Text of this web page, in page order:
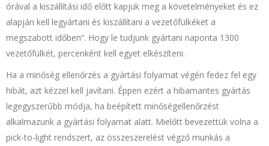
órával a kiszállítási idő előtt kapjuk meg a követelményeket és ez
alapján kell legyártani és kiszállítani a vezetőfülkéket a
megszabott időben“. Hogy le tudjunk gyártani naponta 1300
vezetőfülkét, percenként kell egyet elkészíteni.
Ha a minőség ellenőrzés a gyártási folyamat végén fedez fel egy
hibát, azt kézzel kell javítani. Éppen ezért a hibamantes gyártás
legegyszerűbb módja, ha beépített minőségellenőrzést
alkalmazunk a gyártási folyamat alatt. Mielőtt bevezettük volna a
pick-to-light rendszert, az összeszerelést végző munkás a